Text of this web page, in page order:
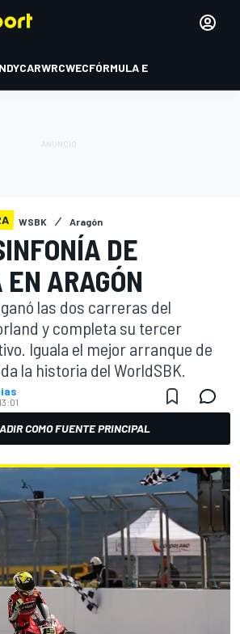
WRCWECFÓRMULA E
WSBK Aragón
DE
ARAGÓN
las dos carreras del
y completa su tercer
Iguala el mejor arranque de
la historia del WorldSBK.
COMO FUENTE PRINCIPAL